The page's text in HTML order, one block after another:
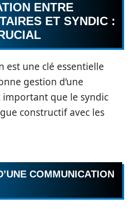
ENTRE
ET SYNDIC :
est une clé essentielle
gestion d’une
que le syndic
constructif avec les
COMMUNICATION